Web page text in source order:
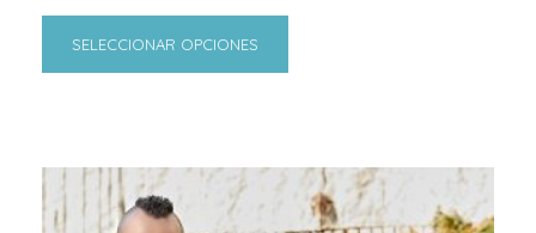
SELECCIONAR OPCIONES